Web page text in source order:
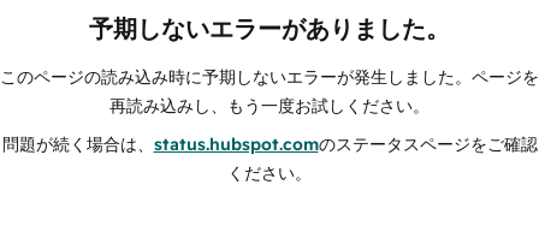
予期しないエラーがありました。
このページの読み込み時に予期しないエラーが発生しました。ページを
再読み込みし、もう一度お試しください。
問題が続く場合は、 status.hubspot.comのステータスページをご確認
ください。